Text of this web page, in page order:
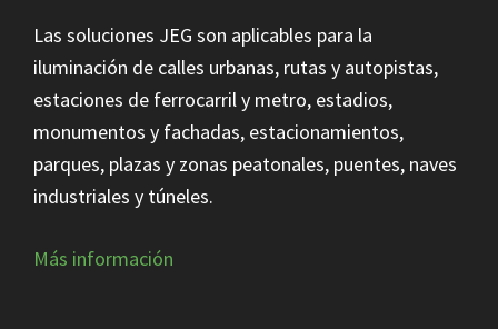
Las soluciones JEG son aplicables para la
iluminación de calles urbanas, rutas y autopistas,
estaciones de ferrocarril y metro, estadios,
monumentos y fachadas, estacionamientos,
parques, plazas y zonas peatonales, puentes, naves
industriales y túneles.
Más información